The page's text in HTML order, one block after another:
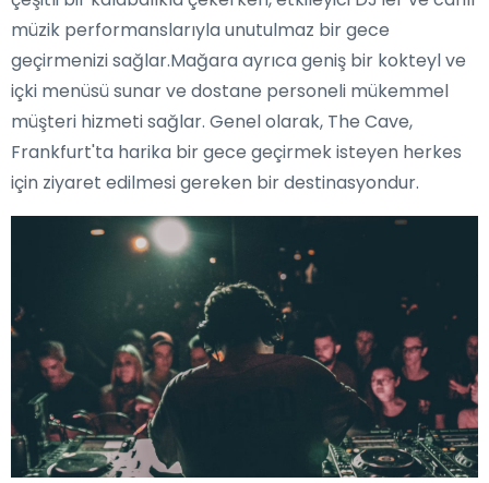
müzik performanslarıyla unutulmaz bir gece
geçirmenizi sağlar.Mağara ayrıca geniş bir kokteyl ve
içki menüsü sunar ve dostane personeli mükemmel
müşteri hizmeti sağlar. Genel olarak, The Cave,
Frankfurt'ta harika bir gece geçirmek isteyen herkes
için ziyaret edilmesi gereken bir destinasyondur.